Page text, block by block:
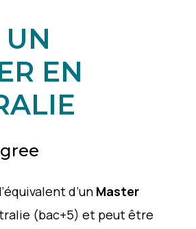
UN
EN
d’un Master
(bac+5) et peut être